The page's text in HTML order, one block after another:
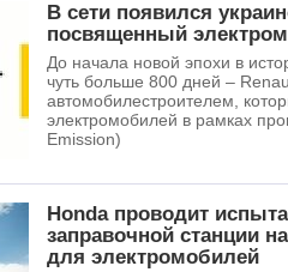
В сети появился
посвященный
До начала новой эпохи в
чуть больше 800 дней –
автомобилестроителем,
электромобилей в рамках
Emission)
Honda проводит
заправочной станции
для электромобилей